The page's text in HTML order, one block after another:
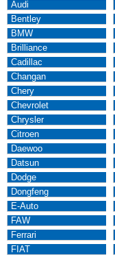
Audi
Bentley
BMW
Brilliance
Cadillac
Changan
Chery
Chevrolet
Chrysler
Citroen
Daewoo
Datsun
Dodge
Dongfeng
E-Auto
FAW
Ferrari
FIAT